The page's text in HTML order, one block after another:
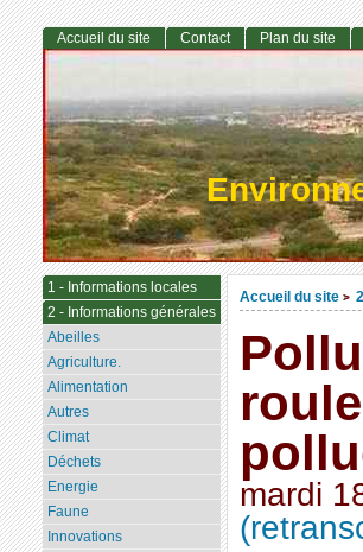
Accueil du site >
mardi
Accueil du site Contact Plan du site
1 - Informations locales
2 - Informations générales
Abeilles
Agriculture.
Alimentation
Autres
Climat
Déchets
Energie
Faune
Innovations